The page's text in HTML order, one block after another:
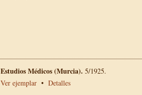
Estudios Médicos (Murcia). 5/1925.
Ver ejemplar • Detalles